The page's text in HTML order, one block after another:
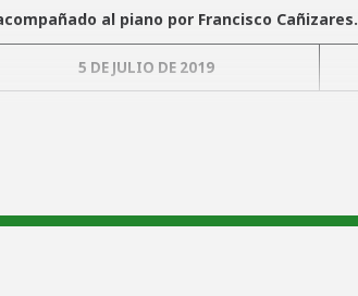
al piano por Francisco Cañizares.
5 DE JULIO DE 2019
a los molinos)